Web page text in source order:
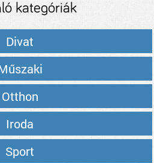
kategóriák
Divat
Otthon
Iroda
Sport